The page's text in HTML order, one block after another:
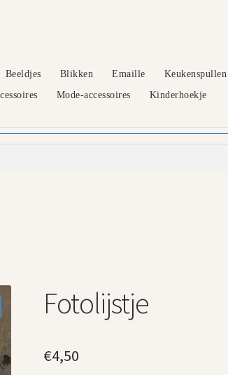
Beeldjes Blikken Emaille Keukenspullen
Mode-accessoires Kinderhoekje
Fotolijstje
€4,50